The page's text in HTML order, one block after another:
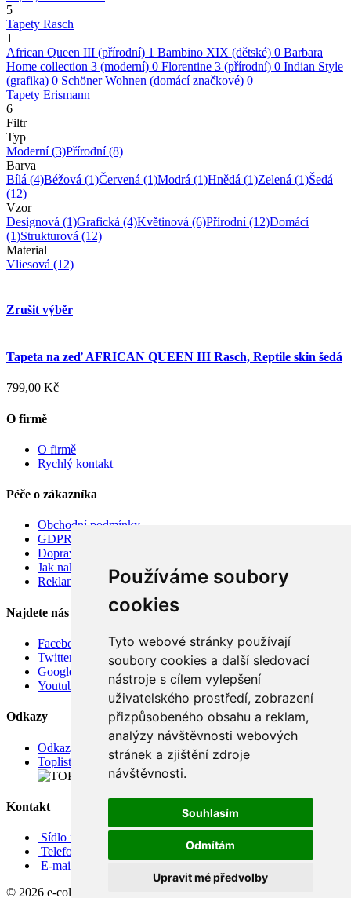
Používáme soubory
cookies
Tyto webové stránky používají
soubory cookies a další sledovací
nástroje s cílem vylepšení
uživatelského prostředí, zobrazení
přizpůsobeného obsahu a reklam,
analýzy návštěvnosti webových
stránek a zjištění zdroje
návštěvnosti.
Souhlasím
Odmítám
Upravit mé předvolby
5
Tapety Rasch
1
African Queen III (přírodní) 1 Bambino XIX (dětské) 0 Barbara
Home collection 3 (moderní) 0 Florentine 3 (přírodní) 0 Indian Style
(grafika) 0 Schöner Wohnen (domácí značkové) 0
Tapety Erismann
6
Filtr
Typ
Moderní(3)Přírodní(8)
Barva
Bílá (4)Béžová (1)Červená (1)Modrá (1)Hnědá (1)Zelená (1)Šedá
(12)
Vzor
Designová (1)Grafická (4)Květinová (6)Přírodní(12)Domácí
(1)Strukturová (12)
Material
Vliesová (12)
Zrušit výběr
Tapeta na zeď AFRICAN QUEEN III Rasch, Reptile skin šedá
799,00 Kč
O firmě
O firmě
Rychlý kontakt
Péče o zákazníka
Obchodní podmínky
GDPR
Doprava
Jak nakupovat
Reklamace
Najdete nás
Facebook
Twitter
Google
Youtube
Odkazy
Odkazy
Toplist
Kontakt
Sídlo firmy: Boženy Němcové 739/1, Svitavy 568 02, CZ
Telefon: +420 608 449 590
E-mail: info@e-color.cz
© 2026 e-color.cz